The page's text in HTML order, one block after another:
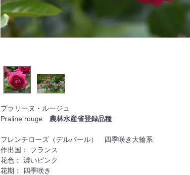
プラリーヌ・ルージュ
Praline rouge 農林水産省登録品種
フレンチローズ（デルバール） 四季咲き大輪系
作出国： フランス
花色： 濃いピンク
花期： 四季咲き